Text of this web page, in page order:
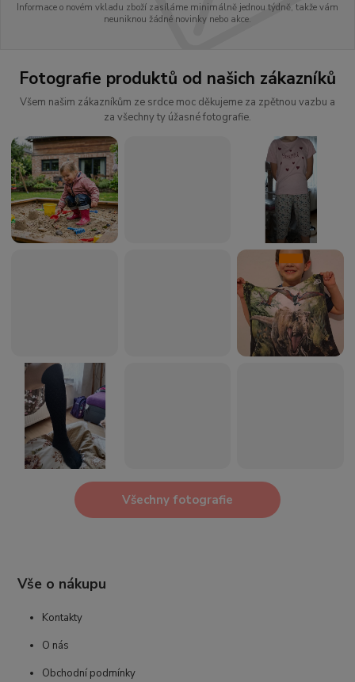
Informace o novém vkladu zboží zasíláme minimálně jednou týdně, takže vám
neuniknou žádné novinky nebo akce.
Fotografie produktů od našich zákazníků
Všem našim zákazníkům ze srdce moc děkujeme za zpětnou vazbu a
za všechny ty úžasné fotografie.
Všechny fotografie
Vše o nákupu
Kontakty
O nás
Obchodní podmínky